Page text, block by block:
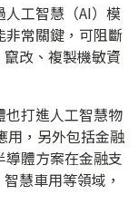
工智慧（AI）模
非常關鍵，可阻斷
改、複製機敏資
也打進人工智慧物
用，另外包括金融
體方案在金融支
慧車用等領域，